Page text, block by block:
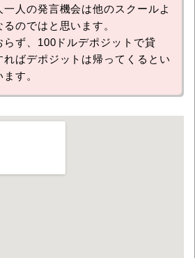
人の発言機会は他のスクールよ
のではと思います。
ず、100ドルデポジットで貸
ればデポジットは帰ってくるとい
す。